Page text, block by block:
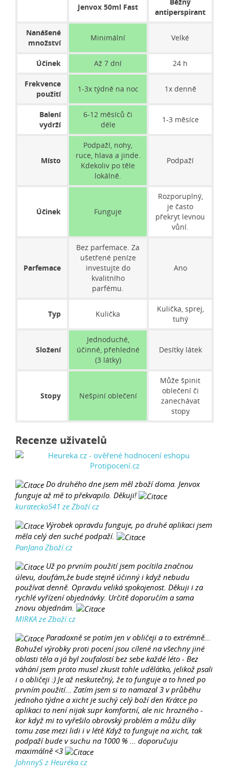
Jenvox 50ml Fast
antiperspirant
Nanášené
množství
Minimální Velké
Účinek Až 7 dní 24 h
Frekvence
použití
1-3x týdně na noc 1x denně
Balení
vydrží
6-12 měsíců či
déle
1-3 měsíce
Místo
Podpaží, nohy,
ruce, hlava a jinde.
Kdekoliv po těle
lokálně.
Podpaží
Účinek Funguje
Rozporuplný,
je často
překryt levnou
vůní.
Parfemace
Bez parfemace. Za
ušetřené peníze
investujte do
kvalitního
parfému.
Ano
Typ Kulička
Kulička, sprej,
tuhý
Složení
Jednoduché,
účinné, přehledné
(3 látky)
Desítky látek
Stopy Nešpiní oblečení
Může špinit
oblečení či
zanechávat
stopy
Recenze uživatelů
Do druhého dne jsem měl zboží doma. Jenvox
funguje až mě to překvapilo. Děkuji!
kuratecko541 ze Zboží.cz
Výrobek opravdu funguje, po druhé aplikaci jsem
měla celý den suché podpaží.
PanJana Zboží.cz
Už po prvním použití jsem pocítila značnou
úlevu, doufám,že bude stejně účinný i když nebudu
používat denně. Opravdu veliká spokojenost. Děkuji i za
rychlé vyřízení objednávky. Určitě doporučím a sama
znovu objednám.
MIRKA ze Zboží.cz
Paradoxně se potím jen v obličeji a to extrémně...
Bohužel výrobky proti pocení jsou cílené na všechny jiné
oblasti těla a já byl zoufalostí bez sebe každé léto - Bez
váhání jsem proto musel zkusit tohle udělátko, jelikož psali
i o obličeji :) Je až neskutečný, že to funguje a to hned po
prvním použití... Zatím jsem si to namazal 3 v průběhu
jednoho týdne a xicht je suchý celý boží den Krátce po
aplikaci to není nijak supr komfortní, ale nic hrozného -
kor když mi to vyřešilo obrovský problém a můžu díky
tomu zase mezi lidi i v létě Když to funguje na xicht, tak
podpaží bude v suchu na 1000 % ... doporučuju
maximálně <3
JohnnyS z Heuréka.cz